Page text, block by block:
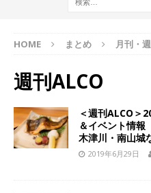
HOME まとめ 月刊・
週刊ALCO
＜週刊ALCO＞
＆イベント情報
木津川・南山城
2019年6月29日